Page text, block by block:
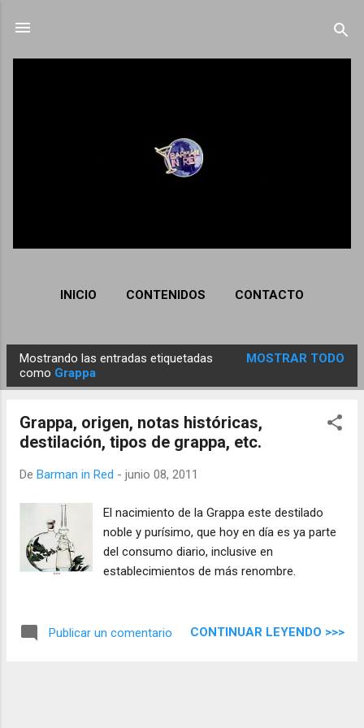
INICIO CONTENIDOS CONTACTO
n
Mostrando las entradas etiquetadas
como Grappa
MOSTRAR TODO
Grappa, origen, notas históricas,
destilación, tipos de grappa, etc.
De Barman in Red - junio 08, 2011
El nacimiento de la Grappa este destilado
noble y purísimo, que hoy en día es ya parte
del consumo diario, inclusive en
establecimientos de más renombre.
Publicar un comentario CONTINUAR LEYENDO >>>